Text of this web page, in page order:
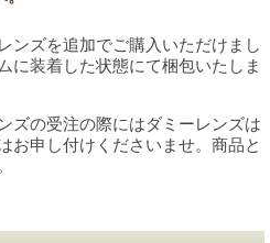
ンズを追加でご購入いただけまし
に装着した状態にて梱包いたしま
ズの受注の際にはダミーレンズは
お申し付けくださいませ。商品と